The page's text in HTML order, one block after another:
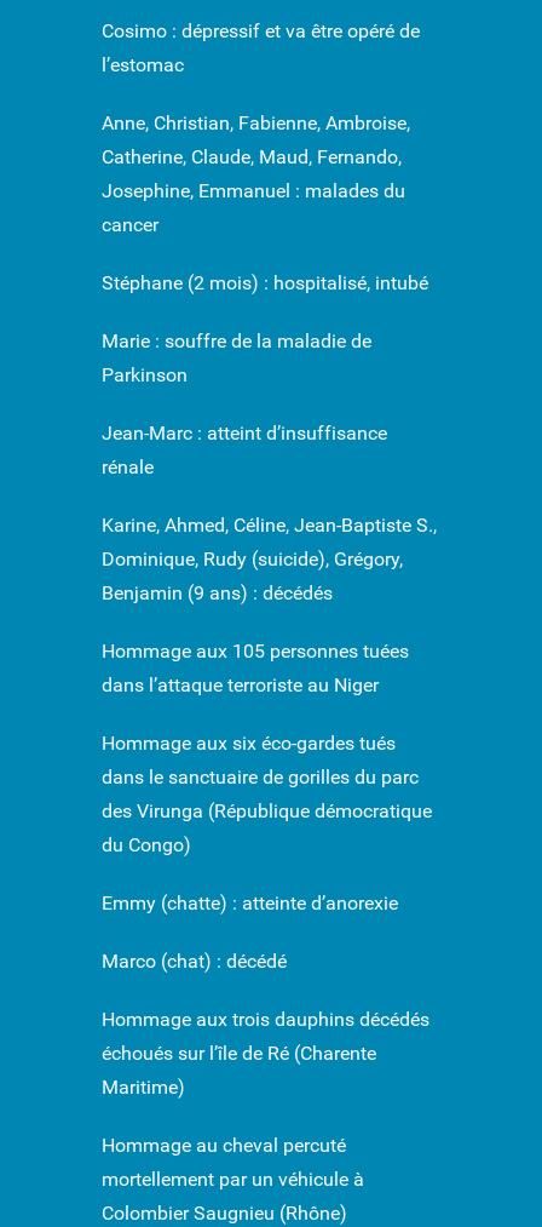
Cosimo : dépressif et va être opéré de
l’estomac
Anne, Christian, Fabienne, Ambroise,
Catherine, Claude, Maud, Fernando,
Josephine, Emmanuel : malades du
cancer
Stéphane (2 mois) : hospitalisé, intubé
Marie : souffre de la maladie de
Parkinson
Jean-Marc : atteint d’insuffisance
rénale
Karine, Ahmed, Céline, Jean-Baptiste S.,
Dominique, Rudy (suicide), Grégory,
Benjamin (9 ans) : décédés
Hommage aux 105 personnes tuées
dans l’attaque terroriste au Niger
Hommage aux six éco-gardes tués
dans le sanctuaire de gorilles du parc
des Virunga (République démocratique
du Congo)
Emmy (chatte) : atteinte d’anorexie
Marco (chat) : décédé
Hommage aux trois dauphins décédés
échoués sur l’île de Ré (Charente
Maritime)
Hommage au cheval percuté
mortellement par un véhicule à
Colombier Saugnieu (Rhône)